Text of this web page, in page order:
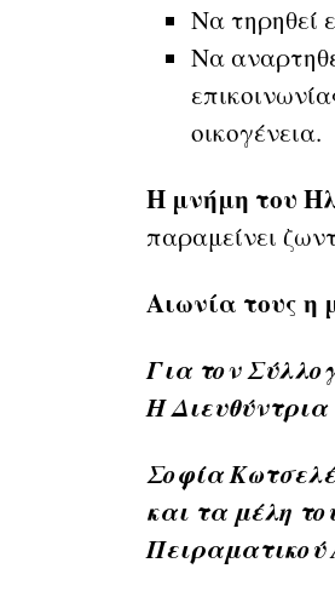
Να τηρηθεί
Να
οικογένεια.
Η μνήμη του
παραμείνει
Αιωνία τους η
Για τον
Η Διευθύντρια
Σοφία
και τα μέλη
Πειραματικού